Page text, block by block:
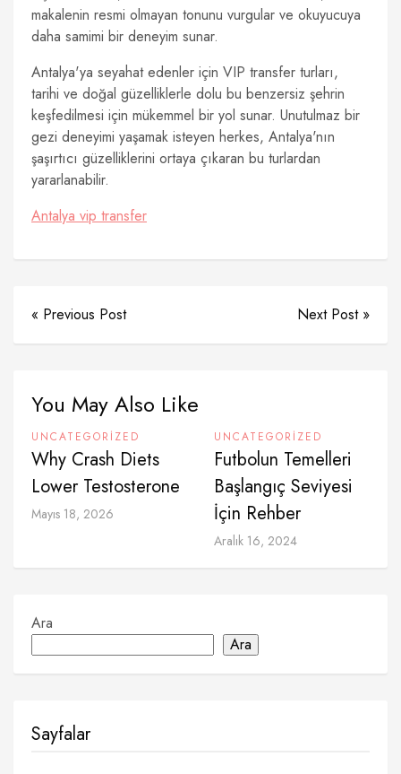
makalenin resmi olmayan tonunu vurgular ve okuyucuya
daha samimi bir deneyim sunar.
Antalya'ya seyahat edenler için VIP transfer turları,
tarihi ve doğal güzelliklerle dolu bu benzersiz şehrin
keşfedilmesi için mükemmel bir yol sunar. Unutulmaz bir
gezi deneyimi yaşamak isteyen herkes, Antalya'nın
şaşırtıcı güzelliklerini ortaya çıkaran bu turlardan
yararlanabilir.
Antalya vip transfer
« Previous Post Next Post »
You May Also Like
UNCATEGORIZED
Why Crash Diets
Lower Testosterone
Mayıs 18, 2026
UNCATEGORIZED
Futbolun Temelleri
Başlangıç Seviyesi
İçin Rehber
Aralık 16, 2024
Ara
Ara
Sayfalar